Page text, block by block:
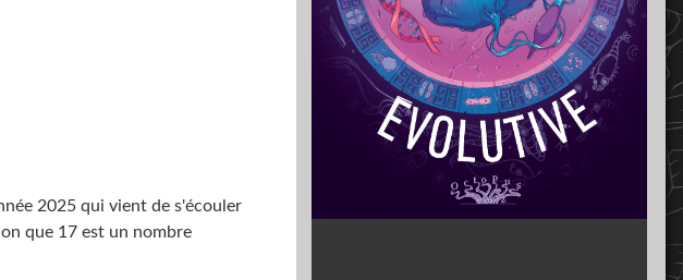
2025 qui vient de s'écouler
que 17 est un nombre